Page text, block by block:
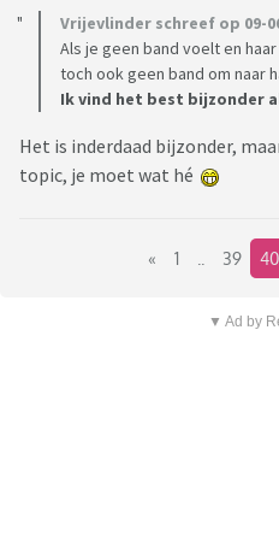
Vrijevlinder schreef op 09-
Als je geen band voelt en
toch ook geen band om naar
Ik vind het best bijzonder
Het is inderdaad bijzonder,
topic, je moet wat hé
« 1 39
▼ Ad by